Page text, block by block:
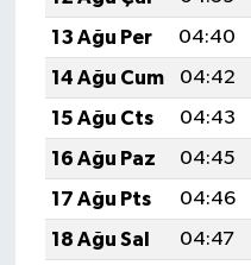
13 Ağu Per
04:40
14 Ağu Cum
04:42
15 Ağu Cts
04:43
16 Ağu Paz
04:45
17 Ağu Pts
04:46
18 Ağu Sal
04:47